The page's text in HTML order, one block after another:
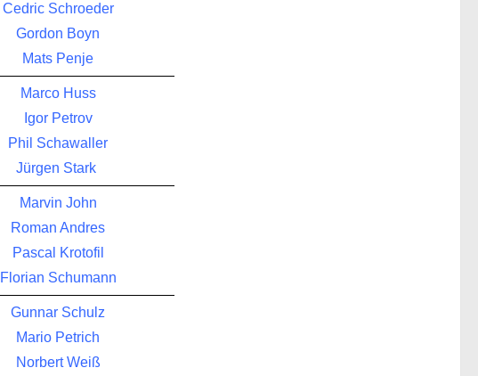
Cedric Schroeder
Gordon Boyn
Mats Penje
Marco Huss
Igor Petrov
Phil Schawaller
Jürgen Stark
Marvin John
Roman Andres
Pascal Krotofil
Florian Schumann
Gunnar Schulz
Mario Petrich
Norbert Weiß